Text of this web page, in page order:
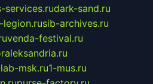
services.rudark-sand.ru
legion.rusib-archives.ru
venda-festival.ru
msk.ru1-mus.ru